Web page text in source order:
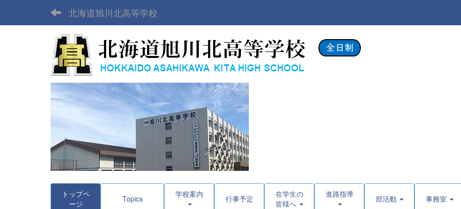
北海道旭川北高等学校
トップペ
ージ
Topics 学校案内 行事予定
在学生の
皆様へ
進路指導 部活動 事務室